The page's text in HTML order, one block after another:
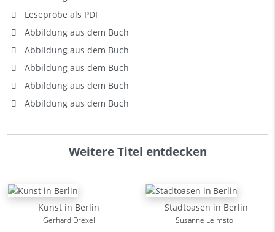
Leseprobe als PDF
Abbildung aus dem Buch
Abbildung aus dem Buch
Abbildung aus dem Buch
Abbildung aus dem Buch
Abbildung aus dem Buch
Weitere Titel entdecken
Kunst in Berlin
Gerhard Drexel
Stadtoasen in Berlin
Susanne Leimstoll